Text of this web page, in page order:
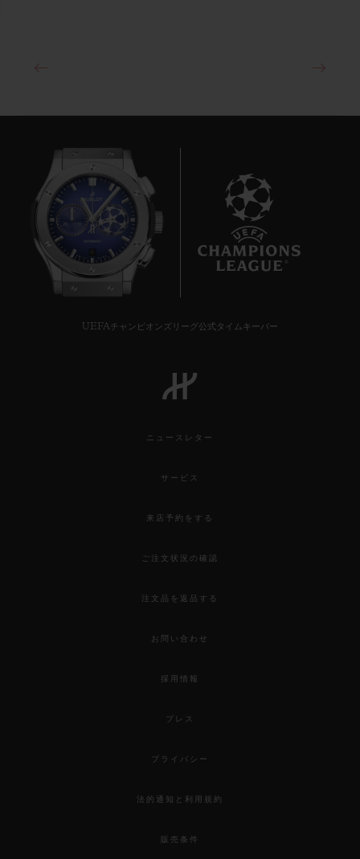
UEFAチャンピオンズリーグ公式タイムキーパー
ニュースレター
サービス
来店予約をする
ご注文状況の確認
注文品を返品する
お問い合わせ
採用情報
プレス
プライバシー
法的通知と利用規約
販売条件